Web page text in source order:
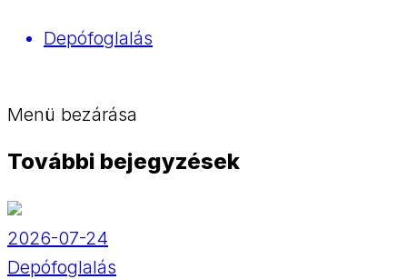
Depófoglalás
Menü bezárása
További bejegyzések
2026-07-24
Depófoglalás